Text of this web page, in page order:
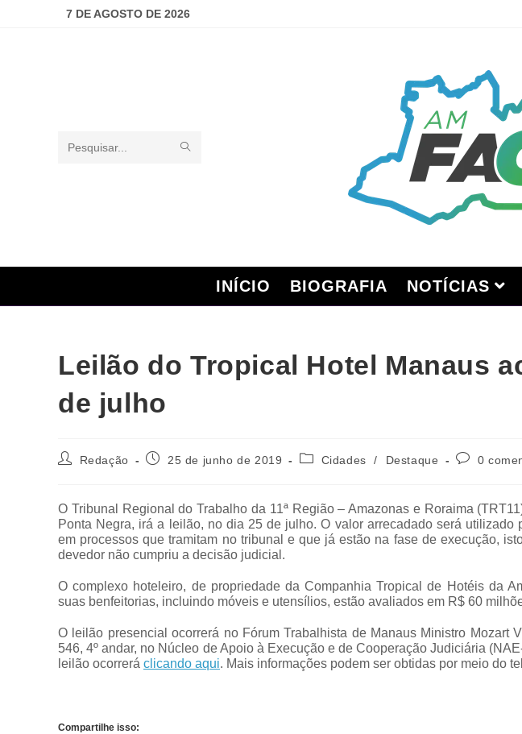
7 DE AGOSTO DE 2026
Pesquisar
INÍCIO BIOGRAFIA NOTÍCIAS
Leilão do Tropical Hotel Manaus
de julho
Redação 25 de junho de 2019 Cidades / Destaque 0
O Tribunal Regional do Trabalho da 11ª Região – Amazonas e Roraima
Ponta Negra, irá a leilão, no dia 25 de julho. O valor arrecadado será utilizado
em processos que tramitam no tribunal e que já estão na fase de execução,
devedor não cumpriu a decisão judicial.
O complexo hoteleiro, de propriedade da Companhia Tropical de Hotéis da
suas benfeitorias, incluindo móveis e utensílios, estão avaliados em R$ 60
O leilão presencial ocorrerá no Fórum Trabalhista de Manaus Ministro Mozart
546, 4º andar, no Núcleo de Apoio à Execução e de Cooperação Judiciária
leilão ocorrerá clicando aqui. Mais informações podem ser obtidas por meio do
Compartilhe isso: